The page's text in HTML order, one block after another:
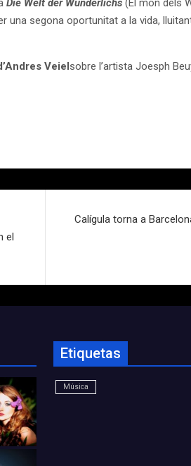
Die Welt der Wunderlichs (El món dels
segona oportunitat a la vida,
Veielsobre l’artista Joesph
el
Calígula torna a
Etiquetas
Música